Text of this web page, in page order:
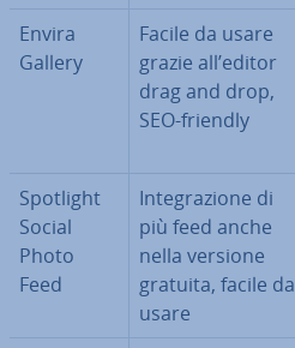
Envira
Gallery
Facile da usare
grazie all’editor
drag and drop,
SEO-friendly
Spotlight
Social
Photo
Feed
In­te­gra­zio­ne di
più feed anche
nella versione
gratuita, facile da
usare